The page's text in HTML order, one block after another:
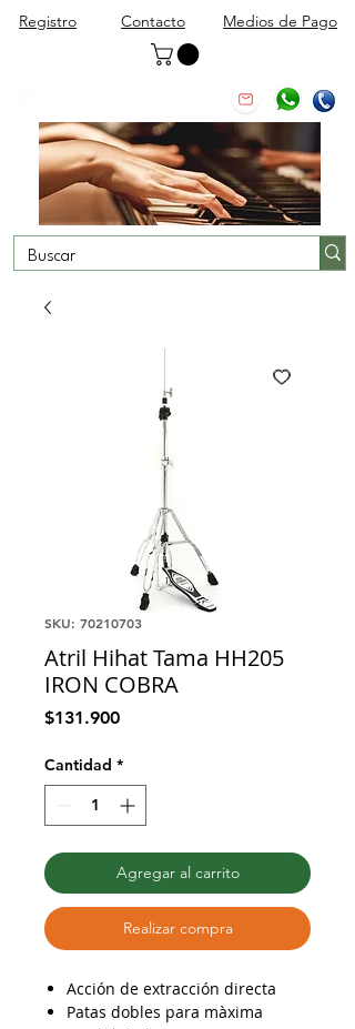
Registro Contacto Medios de Pago
SKU: 70210703
Atril Hihat Tama HH205
IRON COBRA
$131.900Precio
Cantidad *
Agregar al carrito
Realizar compra
Acción de extracción directa
Patas dobles para màxima